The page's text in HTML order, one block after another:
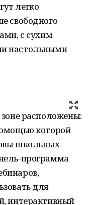
легко
свободного
с сухим
настольными
расположены:
которой
школьных
программа
для
интерактивный